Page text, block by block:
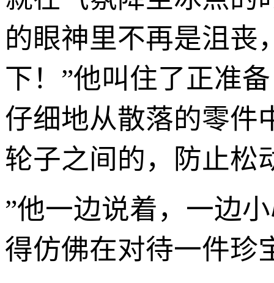
的眼神里不再是沮丧
下！”他叫住了正准
仔细地从散落的零件
轮子之间的，防止松
”他一边说着，一边
得仿佛在对待一件珍